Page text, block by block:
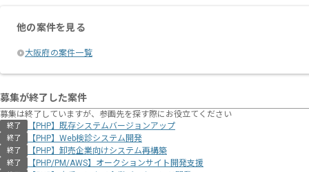
他の案件を見る
大阪府の案件一覧
募集が終了した案件
募集は終了していますが、参画先を探す際にお役立てください
終了 【PHP】既存システムバージョンアップ
終了 【PHP】Web検診システム開発
終了 【PHP】卸売企業向けシステム再構築
終了 【PHP/PM/AWS】オークションサイト開発支援